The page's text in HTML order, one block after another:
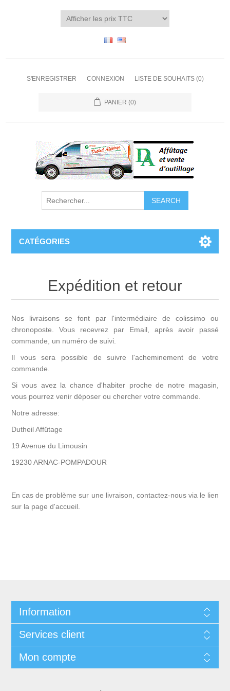
S'ENREGISTRER CONNEXION LISTE DE SOUHAITS (0)
PANIER (0)
CATÉGORIES
Expédition et retour
Nos livraisons se font par l'intermédiaire de colissimo ou
chronoposte. Vous recevrez par Email, après avoir passé
commande, un numéro de suivi.
Il vous sera possible de suivre l'acheminement de votre
commande.
Si vous avez la chance d'habiter proche de notre magasin,
vous pourrez venir déposer ou chercher votre commande.
Notre adresse:
Dutheil Affûtage
19 Avenue du Limousin
19230 ARNAC-POMPADOUR
En cas de problème sur une livraison, contactez-nous via le lien
sur la page d'accueil.
Information
Services client
Mon compte